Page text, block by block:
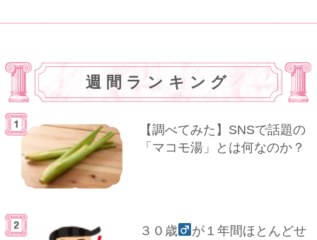
週間ランキング
【調べてみた】SNSで話題の
「マコモ湯」とは何なのか？
３０歳
が１年間ほとんどせ